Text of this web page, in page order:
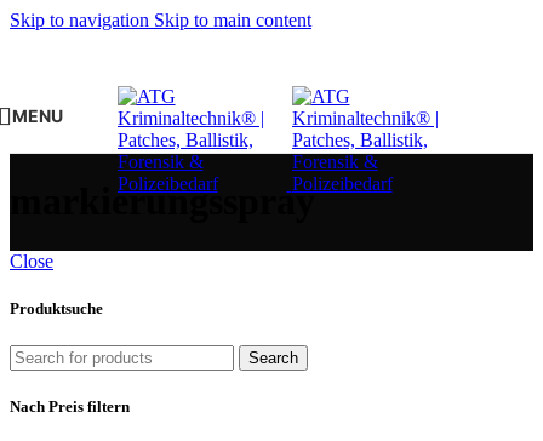
Skip to navigation Skip to main content
MENU
markierungsspray
Close
Produktsuche
Search
Nach Preis filtern